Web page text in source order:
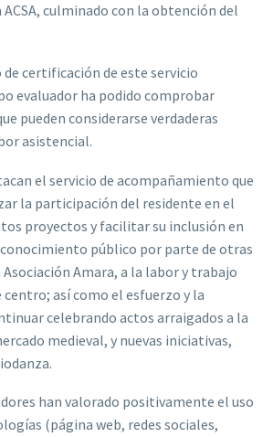
culminado con la obtención del
certificación de este servicio
evaluador ha podido comprobar
pueden considerarse verdaderas
asistencial.
el servicio de acompañamiento que
la participación del residente en el
proyectos y facilitar su inclusión en
público por parte de otras
Amara, a la labor y trabajo
centro; así como el esfuerzo y la
celebrando actos arraigados a la
medieval, y nuevas iniciativas,
han valorado positivamente el uso
(página web, redes sociales,